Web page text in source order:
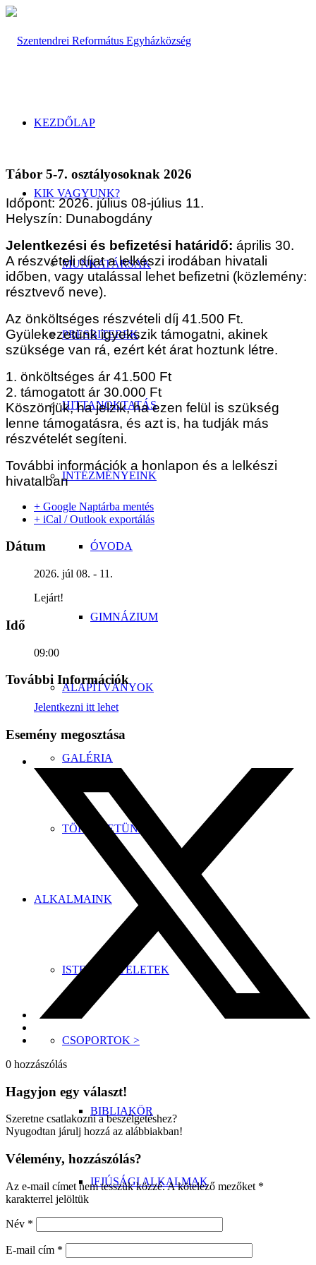
KEZDŐLAP
KIK VAGYUNK?
MUNKATÁRSAK
PRESBITEREK
HITTANOKTATÁS
INTÉZMÉNYEINK
ÓVODA
GIMNÁZIUM
ALAPÍTVÁNYOK
GALÉRIA
TÖRTÉNETÜNK
ALKALMAINK
ISTENTISZTELETEK
CSOPORTOK >
BIBLIAKÖR
IFJÚSÁGI ALKALMAK
Tábor 5-7. osztályosoknak 2026
Időpont: 2026. július 08-július 11.
Helyszín: Dunabogdány
Jelentkezési és befizetési határidő: április 30.
A részvételi díjat a lelkészi irodában hivatali
időben, vagy utalással lehet befizetni (közlemény:
résztvevő neve).
Az önköltséges részvételi díj 41.500 Ft.
Gyülekezetünk igyekszik támogatni, akinek
szüksége van rá, ezért két árat hoztunk létre.
1. önköltséges ár 41.500 Ft
2. támogatott ár 30.000 Ft
Köszönjük, ha jelzik, ha ezen felül is szükség
lenne támogatásra, és azt is, ha tudják más
részvételét segíteni.
További információk a honlapon és a lelkészi
hivatalban
+ Google Naptárba mentés
+ iCal / Outlook exportálás
Dátum
2026. júl 08. - 11.
Lejárt!
Idő
09:00
További Információk
Jelentkezni itt lehet
Esemény megosztása
0 hozzászólás
Hagyjon egy választ!
Szeretne csatlakozni a beszélgetéshez?
Nyugodtan járulj hozzá az alábbiakban!
Vélemény, hozzászólás?
Az e-mail címet nem tesszük közzé.A kötelező mezőket *
karakterrel jelöltük
Név *
E-mail cím *